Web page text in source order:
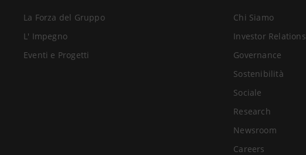
La Forza del Gruppo
L' Impegno
Eventi e Progetti
Chi Siamo
Investor Relations
Governance
Sostenibilità
Sociale
Research
Newsroom
Careers